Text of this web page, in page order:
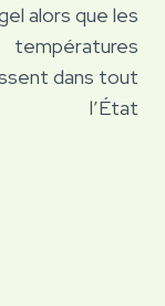
alors que les
températures
dans tout
l’État